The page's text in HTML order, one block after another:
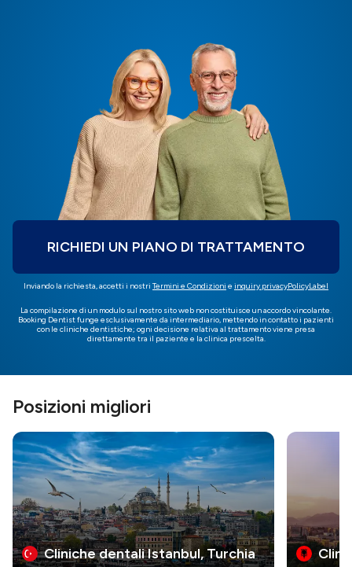
RICHIEDI UN PIANO DI TRATTAMENTO
Inviando la richiesta, accetti i nostri Termini e Condizioni e inquiry.privacyPolicyLabel
La compilazione di un modulo sul nostro sito web non costituisce un accordo vincolante.
Booking Dentist funge esclusivamente da intermediario, mettendo in contatto i pazienti
con le cliniche dentistiche; ogni decisione relativa al trattamento viene presa
direttamente tra il paziente e la clinica prescelta.
Posizioni migliori
Cliniche dentali Istanbul, Turchia